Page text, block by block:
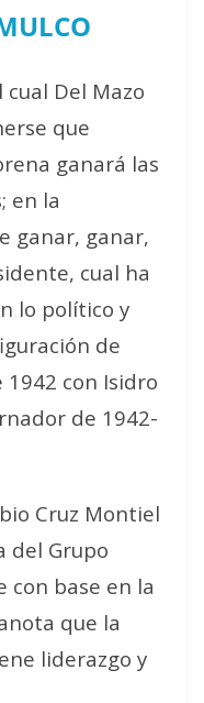
cual Del Mazo
que
ganará las
en la
ganar, ganar,
cual ha
lo político y
de
con Isidro
de 1942-
Cruz Montiel
del Grupo
con base en la
que la
liderazgo y